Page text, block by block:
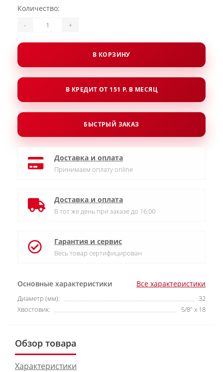
Основные характеристики Все характеристики
Диаметр (мм):
32
Хвостовик:
5/8" x 18
Количество:
- +
В КОРЗИНУ
В КРЕДИТ ОТ 151 Р. В МЕСЯЦ
БЫСТРЫЙ ЗАКАЗ
Доставка и оплата
Принимаем оплату online
Доставка и оплата
В тот же день при заказе до 16:00
Гарантия и сервис
Весь товар сертифицирован
Обзор товара
Характеристики